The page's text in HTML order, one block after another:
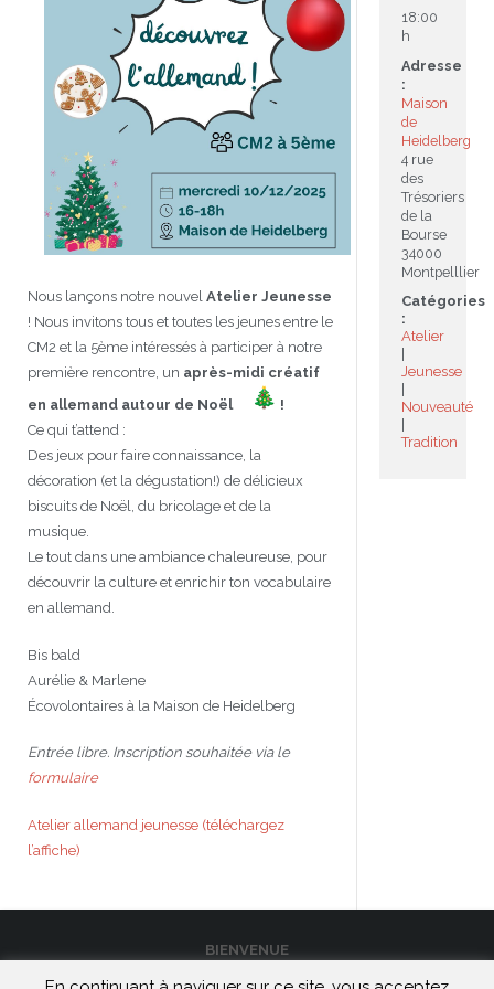
Niveaux de base
Perfectionnement
Cours thématiques
Atelier de chant
Formation professionnelle
Cours enfants / ados
Cours particuliers
Stages intensifs
Centre d’examens
Inscriptions et tarifs
Tandem linguistique
Infos profs d’allemand
Matériel pédagogique
Formation des enseignants
Infos pour les parents
Section Internationale Allemand
AbiBac
Cercle de lecture
Onleihe – Prêt en ligne
Conseil de mobilité
Coaching individuel
Point info
Volontariat écologique
Opportunités
Petites annonces
Parcourir les annonces
Rédiger une annonce
Brieffreunde@correspondants
Classe@Klasse
Inscription pour les classes françaises
Anmeldung für deutsche Klassen
Inscription à notre newsletter
Actualités
Notre équipe
Equipe de Montpellier
Equipe de Heidelberg
Jumelage Heidelberg / Montpellier
50 ans en 2016
Maison de Montpellier
Partenaires institutionnels
Coopérations culturelles et pédagogiques
Réseaux franco-allemands en LR
Réseau d’affaires
Liens utiles
Les Mystères de Heidelberg
Nous lançons notre nouvel Atelier Jeunesse
! Nous invitons tous et toutes les jeunes entre le
CM2 et la 5ème intéressés à participer à notre
première rencontre, un après-midi créatif
en allemand autour de Noël
!
Ce qui t’attend :
Des jeux pour faire connaissance, la
décoration (et la dégustation!) de délicieux
biscuits de Noël, du bricolage et de la
musique.
Le tout dans une ambiance chaleureuse, pour
découvrir la culture et enrichir ton vocabulaire
en allemand.
Bis bald
Aurélie & Marlene
Écovolontaires à la Maison de Heidelberg
Entrée libre. Inscription souhaitée via le
formulaire
Atelier allemand jeunesse (téléchargez
l’affiche)
18:00
h
Adresse
:
Maison
de
Heidelberg
4 rue
des
Trésoriers
de la
Bourse
34000
Montpelllier
Catégories
:
Atelier
Jeunesse
Nouveauté
Tradition
BIENVENUE